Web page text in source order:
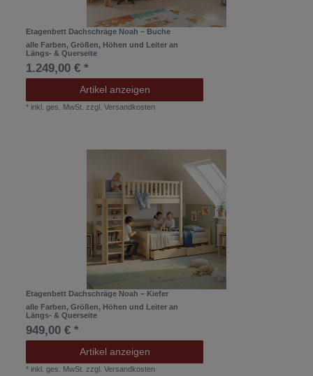
Etagenbett Dachschräge Noah – Buche
alle Farben, Größen, Höhen und Leiter an
Längs- & Querseite
1.249,00 € *
Artikel anzeigen
* inkl. ges. MwSt. zzgl.Versandkosten
Etagenbett Dachschräge Noah – Kiefer
alle Farben, Größen, Höhen und Leiter an
Längs- & Querseite
949,00 € *
Artikel anzeigen
* inkl. ges. MwSt. zzgl.Versandkosten